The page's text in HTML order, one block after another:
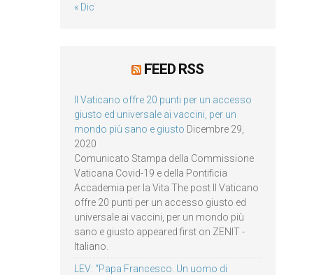
« Dic
FEED RSS
Il Vaticano offre 20 punti per un accesso
giusto ed universale ai vaccini, per un
mondo più sano e giusto Dicembre 29,
2020
Comunicato Stampa della Commissione
Vaticana Covid-19 e della Pontificia
Accademia per la Vita The post Il Vaticano
offre 20 punti per un accesso giusto ed
universale ai vaccini, per un mondo più
sano e giusto appeared first on ZENIT -
Italiano.
LEV: “Papa Francesco. Un uomo di